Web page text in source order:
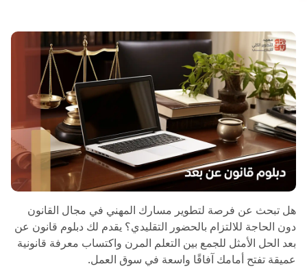
هل تبحث عن فرصة لتطوير مسارك المهني في مجال القانون
دون الحاجة للالتزام بالحضور التقليدي؟ يقدم لك دبلوم قانون عن
بعد الحل الأمثل للجمع بين التعلم المرن واكتساب معرفة قانونية
عميقة تفتح أمامك آفاقًا واسعة في سوق العمل.